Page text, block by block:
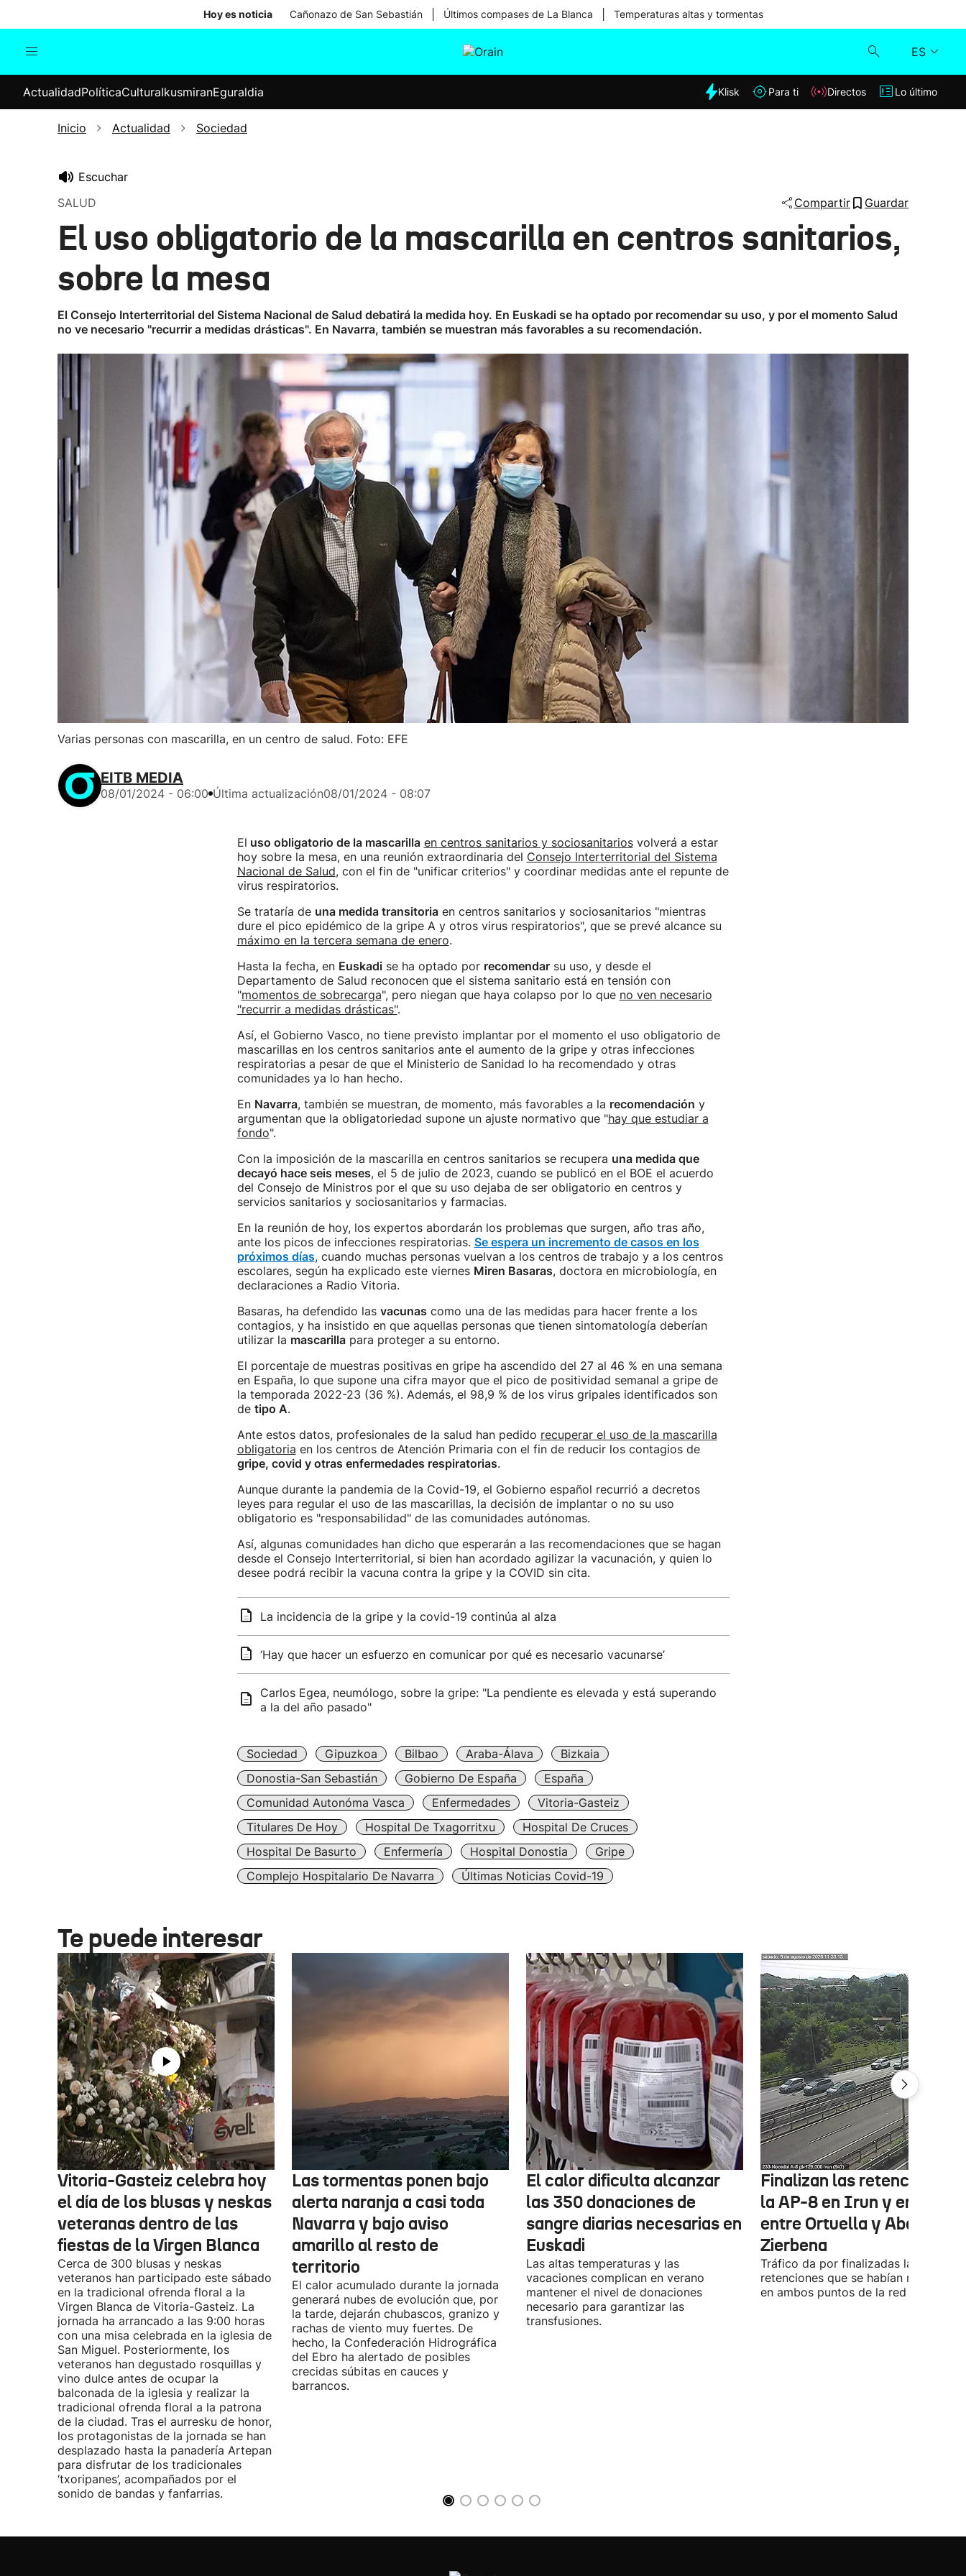
Hoy es noticia Cañonazo de San Sebastián Últimos compases de La Blanca Temperaturas altas y tormentas
ES
Internacional
Elecciones
Klisk
Lo último
ActualidadPolíticaCulturaIkusmiranEguraldia Klisk Para ti Directos Lo último
Inicio Actualidad Sociedad
Escuchar
SALUD
Compartir Guardar
El uso obligatorio de la mascarilla en centros sanitarios,
sobre la mesa
El Consejo Interterritorial del Sistema Nacional de Salud debatirá la medida hoy. En Euskadi se ha optado por recomendar su uso, y por el momento Salud
no ve necesario "recurrir a medidas drásticas". En Navarra, también se muestran más favorables a su recomendación.
Varias personas con mascarilla, en un centro de salud. Foto: EFE
EITB MEDIA
08/01/2024 - 06:00 Última actualización08/01/2024 - 08:07
El uso obligatorio de la mascarilla en centros sanitarios y sociosanitariosvolverá a estar
hoy sobre la mesa, en una reunión extraordinaria del Consejo Interterritorial del Sistema
Nacional de Salud, con el fin de "unificar criterios" y coordinar medidas ante el repunte de
virus respiratorios.
Se trataría de una medida transitoriaen centros sanitarios y sociosanitarios "mientras
dure el pico epidémico de la gripe A y otros virus respiratorios", que se prevé alcance su
máximo en la tercera semana de enero.
Hasta la fecha, en Euskadise ha optado por recomendarsu uso, y desde el
Departamento de Salud reconocen que el sistema sanitario está en tensión con
"momentos de sobrecarga", pero niegan que haya colapso por lo que no ven necesario
"recurrir a medidas drásticas".
Así, el Gobierno Vasco, no tiene previsto implantar por el momento el uso obligatorio de
mascarillas en los centros sanitarios ante el aumento de la gripe y otras infecciones
respiratorias a pesar de que el Ministerio de Sanidad lo ha recomendado y otras
comunidades ya lo han hecho.
En Navarra, también se muestran, de momento, más favorables a la recomendación y
argumentan que la obligatoriedad supone un ajuste normativo que "hay que estudiar a
fondo".
Con la imposición de la mascarilla en centros sanitarios se recupera una medida que
decayó hace seis meses, el 5 de julio de 2023, cuando se publicó en el BOE el acuerdo
del Consejo de Ministros por el que su uso dejaba de ser obligatorio en centros y
servicios sanitarios y sociosanitarios y farmacias.
En la reunión de hoy, los expertos abordarán los problemas que surgen, año tras año,
ante los picos de infecciones respiratorias. Se espera un incremento de casos en los
próximos días, cuando muchas personas vuelvan a los centros de trabajo y a los centros
escolares, según ha explicado este viernes Miren Basaras, doctora en microbiología, en
declaraciones a Radio Vitoria.
Basaras, ha defendido las vacunas como una de las medidas para hacer frente a los
contagios, y ha insistido en que aquellas personas que tienen sintomatología deberían
utilizar la mascarillapara proteger a su entorno.
El porcentaje de muestras positivas en gripe ha ascendido del 27 al 46 % en una semana
en España, lo que supone una cifra mayor que el pico de positividad semanal a gripe de
la temporada 2022-23 (36 %). Además, el 98,9 % de los virus gripales identificados son
de tipo A.
Ante estos datos, profesionales de la salud han pedido recuperar el uso de la mascarilla
obligatoria en los centros de Atención Primaria con el fin de reducir los contagios de
gripe, covid y otras enfermedades respiratorias.
Aunque durante la pandemia de la Covid-19, el Gobierno español recurrió a decretos
leyes para regular el uso de las mascarillas, la decisión de implantar o no su uso
obligatorio es "responsabilidad" de las comunidades autónomas.
Así, algunas comunidades han dicho que esperarán a las recomendaciones que se hagan
desde el Consejo Interterritorial, si bien han acordado agilizar la vacunación, y quien lo
desee podrá recibir la vacuna contra la gripe y la COVID sin cita.
La incidencia de la gripe y la covid-19 continúa al alza
‘Hay que hacer un esfuerzo en comunicar por qué es necesario vacunarse’
Carlos Egea, neumólogo, sobre la gripe: "La pendiente es elevada y está superando
a la del año pasado"
Sociedad Gipuzkoa Bilbao Araba-Álava
Bizkaia
Donostia-San Sebastián
Gobierno De España
España
Comunidad Autonóma Vasca
Enfermedades
Vitoria-Gasteiz
Titulares De Hoy
Hospital De Txagorritxu
Hospital De Cruces
Hospital De Basurto
Enfermería Hospital Donostia
Gripe
Complejo Hospitalario De Navarra
Últimas Noticias Covid-19
Te puede interesar
Vitoria-Gasteiz celebra hoy
el día de los blusas y neskas
veteranas dentro de las
fiestas de la Virgen Blanca
Cerca de 300 blusas y neskas
veteranos han participado este sábado
en la tradicional ofrenda floral a la
Virgen Blanca de Vitoria-Gasteiz. La
jornada ha arrancado a las 9:00 horas
con una misa celebrada en la iglesia de
San Miguel. Posteriormente, los
veteranos han degustado rosquillas y
vino dulce antes de ocupar la
balconada de la iglesia y realizar la
tradicional ofrenda floral a la patrona
de la ciudad. Tras el aurresku de honor,
los protagonistas de la jornada se han
desplazado hasta la panadería Artepan
para disfrutar de los tradicionales
‘txoripanes’, acompañados por el
sonido de bandas y fanfarrias.
Las tormentas ponen bajo
alerta naranja a casi toda
Navarra y bajo aviso
amarillo al resto de
territorio
El calor acumulado durante la jornada
generará nubes de evolución que, por
la tarde, dejarán chubascos, granizo y
rachas de viento muy fuertes. De
hecho, la Confederación Hidrográfica
del Ebro ha alertado de posibles
crecidas súbitas en cauces y
barrancos.
El calor dificulta alcanzar
las 350 donaciones de
sangre diarias necesarias en
Euskadi
Las altas temperaturas y las
vacaciones complican en verano
mantener el nivel de donaciones
necesario para garantizar las
transfusiones.
Finalizan las retenciones
la AP-8 en Irun y en la A-8
entre Ortuella y Abanto-
Zierbena
Tráfico da por finalizadas las
retenciones que se habían registrado
en ambos puntos de la red viaria